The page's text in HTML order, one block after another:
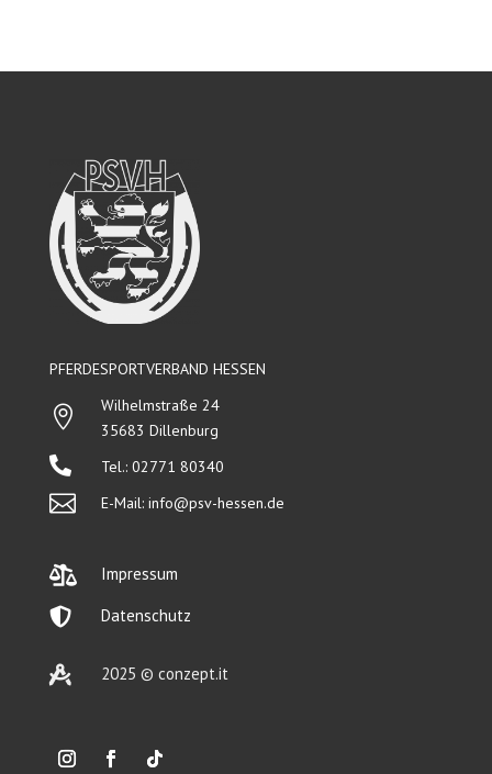
PFERDESPORTVERBAND HESSEN

Wilhelmstraße 24
35683 Dillenburg
 Tel.: 02771 80340
 E-Mail: info@psv-hessen.de
 Impressum
 Datenschutz
 2025 © conzept.it